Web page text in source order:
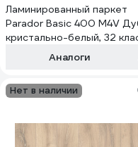
Ламинированный паркет
Parador Basic 400 M4V
кристально-белый, 32
толщина 8 мм, 2.493 кв.м.
Аналоги
Нет в наличии